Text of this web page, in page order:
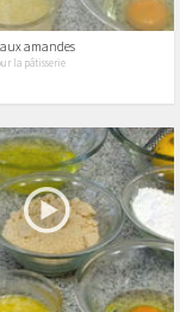
amandes
la pâtisserie